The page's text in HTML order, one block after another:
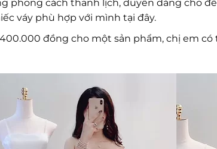
phong cách thanh lịch, duyên dáng cho
váy phù hợp với mình tại đây.
đồng cho một sản phẩm, chị em